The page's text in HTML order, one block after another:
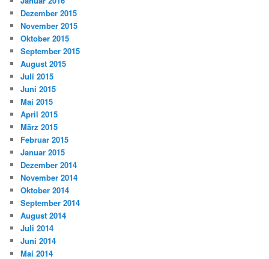
Dezember 2015
November 2015
Oktober 2015
September 2015
August 2015
Juli 2015
Juni 2015
Mai 2015
April 2015
März 2015
Februar 2015
Januar 2015
Dezember 2014
November 2014
Oktober 2014
September 2014
August 2014
Juli 2014
Juni 2014
Mai 2014